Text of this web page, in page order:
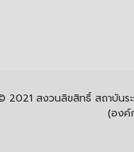
2021 สงวนลิขสิทธิ์ สถาบันระ
(องค์